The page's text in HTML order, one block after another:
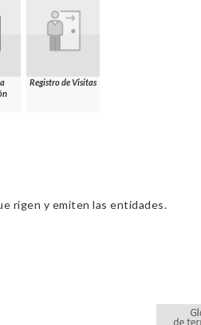
Registro de Visitas
rigen y emiten las entidades.